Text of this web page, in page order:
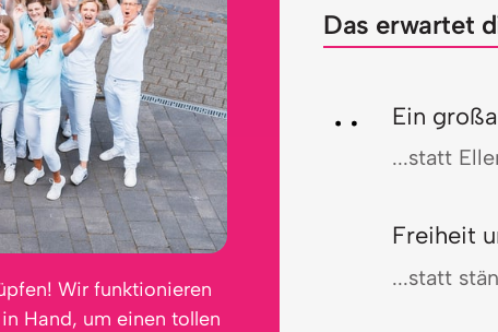
Wir funktionieren
Hand, um einen tollen
Das erwartet
Ein
...statt
Freiheit
...statt